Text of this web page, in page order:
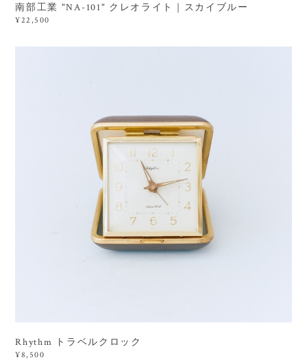
南部工業 "NA-101" クレオライト｜スカイブルー
¥22,500
Rhythm トラベルクロック
¥8,500